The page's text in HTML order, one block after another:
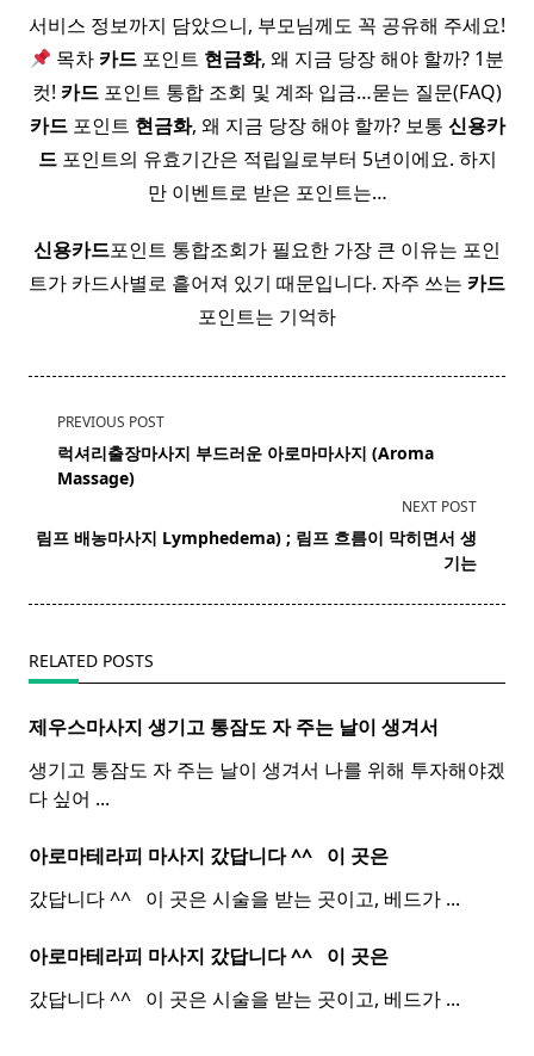
서비스 정보까지 담았으니, 부모님께도 꼭 공유해 주세요!
목차 카드 포인트 현금화, 왜 지금 당장 해야 할까? 1분
컷! 카드 포인트 통합 조회 및 계좌 입금…묻는 질문(FAQ)
카드포인트 현금화, 왜 지금 당장 해야 할까? 보통 신용카
드포인트의 유효기간은 적립일로부터 5년이에요. 하지
만 이벤트로 받은 포인트는…
신용카드포인트 통합조회가 필요한 가장 큰 이유는 포인
트가 카드사별로 흩어져 있기 때문입니다. 자주 쓰는 카드
포인트는 기억하
<span
class="nav-
subtitle
reader-
PREVIOUS POST
럭셔리출장마사지 부드러운 아로마마사지 (Aroma
Massage)
NEXT POST
림프 배농마사지 Lymphedema) ; 림프 흐름이 막히면서 생
기는
RELATED POSTS
제우스마사지 생기고 통잠도 자 주는 날이 생겨서
생기고 통잠도 자 주는 날이 생겨서 나를 위해 투자해야겠
다 싶어 ...
아로마테라피 마사지 갔답니다 ^^ ​ ​ 이 곳은
갔답니다 ^^ ​ ​ 이 곳은 시술을 받는 곳이고, 베드가 ...
아로마테라피 마사지 갔답니다 ^^ ​ ​ 이 곳은
갔답니다 ^^ ​ ​ 이 곳은 시술을 받는 곳이고, 베드가 ...